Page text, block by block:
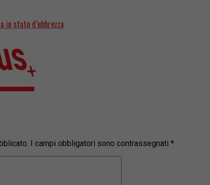
stato d’ebbrezza
I campi obbligatori sono contrassegnati *